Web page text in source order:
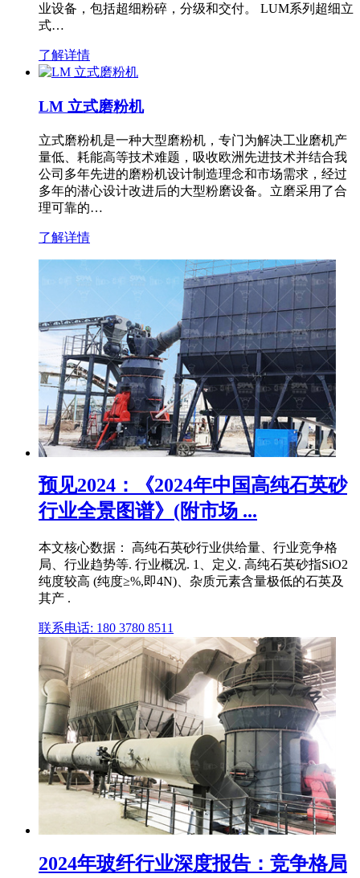
业设备，包括超细粉碎，分级和交付。 LUM系列超细立
式…
了解详情
LM 立式磨粉机
立式磨粉机是一种大型磨粉机，专门为解决工业磨机产
量低、耗能高等技术难题，吸收欧洲先进技术并结合我
公司多年先进的磨粉机设计制造理念和市场需求，经过
多年的潜心设计改进后的大型粉磨设备。立磨采用了合
理可靠的…
了解详情
预见2024：《2024年中国高纯石英砂
行业全景图谱》(附市场 ...
本文核心数据： 高纯石英砂行业供给量、行业竞争格
局、行业趋势等. 行业概况. 1、定义. 高纯石英砂指SiO2
纯度较高 (纯度≥%,即4N)、杂质元素含量极低的石英及
其产 .
联系电话: 180 3780 8511
2024年玻纤行业深度报告：竞争格局